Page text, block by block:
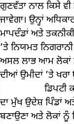
ਗੁਣਵੱਤਾ ਨਾਲ ਕਿਸੇ ਵੀ
ਜਾਵੇਗਾ। ਉਨ੍ਹਾਂ
ਮਾਪਦੰਡਾਂ ਅਤੇ
’ਤੇ ਨਿਯਮਤ ਨਿਗਰਾਨੀ
ਅਸਲ ਲਾਭ ਆਮ ਲੋਕਾਂ
ਦੀਆਂ ਉਮੀਦਾਂ ’ਤੇ ਖਰਾ
ਡਿਪਟੀ
ਦਾ ਮੁੱਖ ਉਦੇਸ਼ ਪਿੰਡਾਂ
ਬਣਾਉਣਾ ਅਤੇ ਲੋਕਾਂ ਨੂੰ